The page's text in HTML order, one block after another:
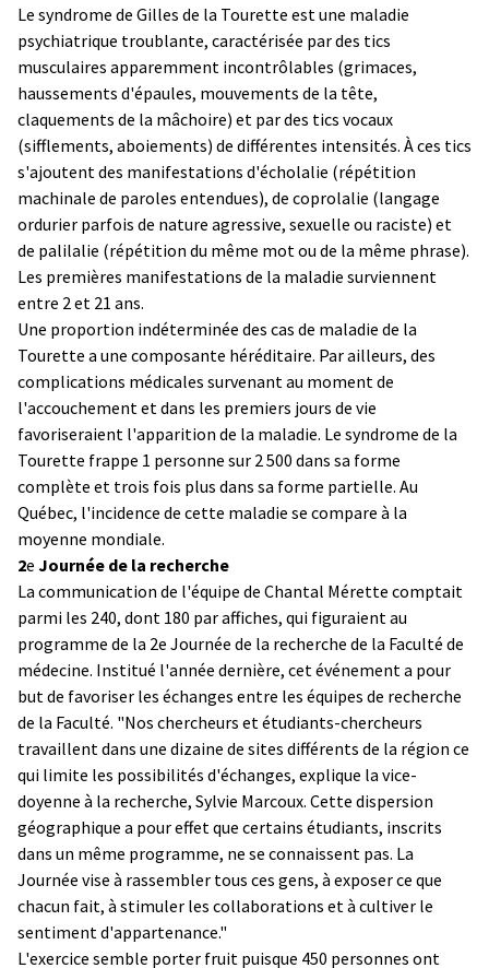
Le syndrome de Gilles de la Tourette est une maladie
psychiatrique troublante, caractérisée par des tics
musculaires apparemment incontrôlables (grimaces,
haussements d'épaules, mouvements de la tête,
claquements de la mâchoire) et par des tics vocaux
(sifflements, aboiements) de différentes intensités. À ces tics
s'ajoutent des manifestations d'écholalie (répétition
machinale de paroles entendues), de coprolalie (langage
ordurier parfois de nature agressive, sexuelle ou raciste) et
de palilalie (répétition du même mot ou de la même phrase).
Les premières manifestations de la maladie surviennent
entre 2 et 21 ans.
Une proportion indéterminée des cas de maladie de la
Tourette a une composante héréditaire. Par ailleurs, des
complications médicales survenant au moment de
l'accouchement et dans les premiers jours de vie
favoriseraient l'apparition de la maladie. Le syndrome de la
Tourette frappe 1 personne sur 2 500 dans sa forme
complète et trois fois plus dans sa forme partielle. Au
Québec, l'incidence de cette maladie se compare à la
moyenne mondiale.
2e Journée de la recherche
La communication de l'équipe de Chantal Mérette comptait
parmi les 240, dont 180 par affiches, qui figuraient au
programme de la 2e Journée de la recherche de la Faculté de
médecine. Institué l'année dernière, cet événement a pour
but de favoriser les échanges entre les équipes de recherche
de la Faculté. "Nos chercheurs et étudiants-chercheurs
travaillent dans une dizaine de sites différents de la région ce
qui limite les possibilités d'échanges, explique la vice-
doyenne à la recherche, Sylvie Marcoux. Cette dispersion
géographique a pour effet que certains étudiants, inscrits
dans un même programme, ne se connaissent pas. La
Journée vise à rassembler tous ces gens, à exposer ce que
chacun fait, à stimuler les collaborations et à cultiver le
sentiment d'appartenance."
L'exercice semble porter fruit puisque 450 personnes ont